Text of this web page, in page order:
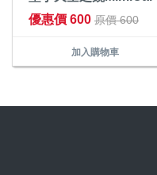
優惠價 600 原價 600
加入購物車